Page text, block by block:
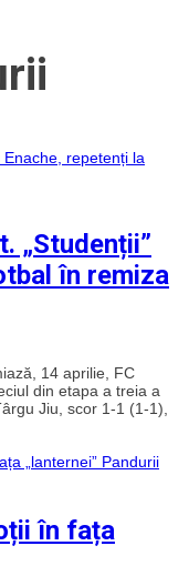
„Studenții”
în remiza
14 aprilie, FC
din etapa a treia a
Jiu, scor 1-1 (1-1),
în fața